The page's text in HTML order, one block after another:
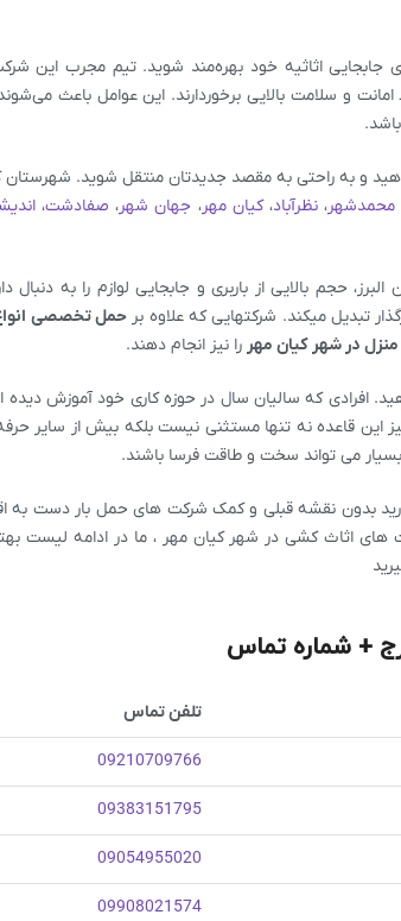
جابجایی اثاثیه خود بهره‌مند شوید. تیم مجرب این
و سلامت بالایی برخوردارند. این عوامل باعث
و به راحتی به مقصد جدیدتان منتقل شوید. شهرستان
محمدشهر،نظرآباد،کیان مهر، جهان شهر، صفادشت،
حجم بالایی از باربری و جابجایی لوازم را به دنبال
تبدیل میکند. شرکتهایی که علاوه برحمل تخصصی انواع
در شهر کیان مهر را نیز انجام دهند.
افرادی که سالیان سال در حوزه کاری خود آموزش دیده
این قاعده نه تنها مستثنی نیست بلکه بیش از سایر
می تواند سخت و طاقت فرسا باشند.
بدون نقشه قبلی و کمک شرکت های حمل بار دست به
های اثاث کشی در شهر کیان مهر ، ما در ادامه لیست
+ شماره تماس
تلفن تماس
09210709766
09383151795
09054955020
09908021574